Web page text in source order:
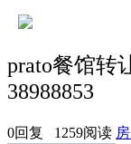
prato餐馆转
38988853
0回复 1259阅读